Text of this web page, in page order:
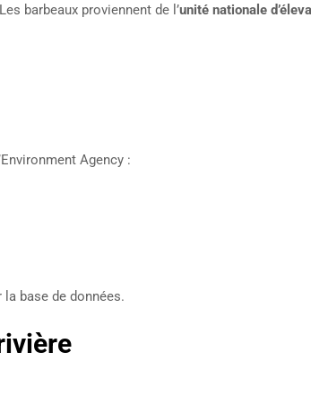
barbeaux proviennent de l’unité nationale
Agency :
la base de données.